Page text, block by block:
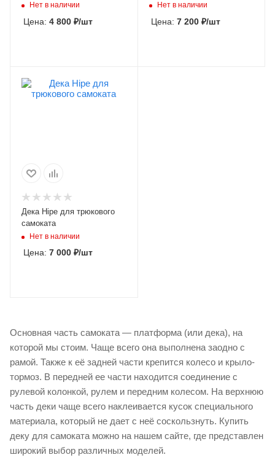
Нет в наличии
Цена: 4 800 ₽/шт
Нет в наличии
Цена: 7 200₽/шт
Дека Hipe для трюкового
самоката
Нет в наличии
Цена: 7 000 ₽/шт
Основная часть самоката — платформа (или дека), на
которой мы стоим. Чаще всего она выполнена заодно с
рамой. Также к её задней части крепится колесо и крыло-
тормоз. В передней ее части находится соединение с
рулевой колонкой, рулем и передним колесом. На верхнюю
часть деки чаще всего наклеивается кусок специального
материала, который не дает с неё соскользнуть. Купить
деку для самоката можно на нашем сайте, где представлен
широкий выбор различных моделей.